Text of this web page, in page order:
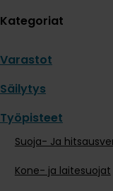
Kategoriat
Varastot
Säilytys
Työpisteet
Suoja- Ja
Kone- ja laitesuojat